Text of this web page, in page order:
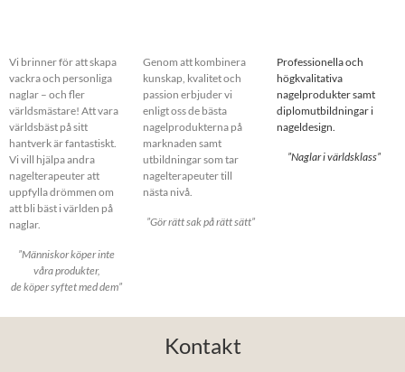
Vi brinner för att skapa
vackra och personliga
naglar – och fler
världsmästare! Att vara
världsbäst på sitt
hantverk är fantastiskt.
Vi vill hjälpa andra
nagelterapeuter att
uppfylla drömmen om
att bli bäst i världen på
naglar.
”Människor köper inte
våra produkter,
de köper syftet med dem”
Genom att kombinera
kunskap, kvalitet och
passion erbjuder vi
enligt oss de bästa
nagelprodukterna på
marknaden samt
utbildningar som tar
nagelterapeuter till
nästa nivå.
”Gör rätt sak på rätt sätt”
Professionella och
högkvalitativa
nagelprodukter samt
diplomutbildningar i
nageldesign.
”Naglar i världsklass”
Kontakt